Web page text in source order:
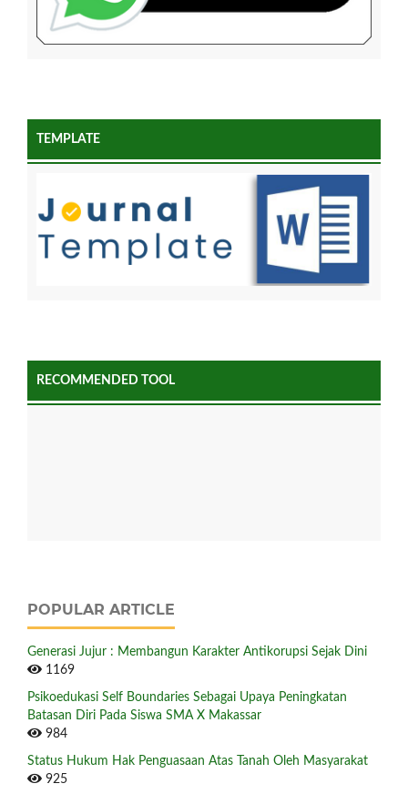
TEMPLATE
RECOMMENDED TOOL
POPULAR ARTICLE
Generasi Jujur : Membangun Karakter Antikorupsi Sejak Dini
1169
Psikoedukasi Self Boundaries Sebagai Upaya Peningkatan
Batasan Diri Pada Siswa SMA X Makassar
984
Status Hukum Hak Penguasaan Atas Tanah Oleh Masyarakat
925